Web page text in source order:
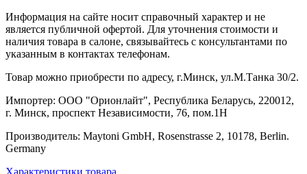
Информация на сайте носит справочный характер и не
является публичной офертой. Для уточнения стоимости и
наличия товара в салоне, связывайтесь с консультантами по
указанным в контактах телефонам.
Товар можно приобрести по адресу, г.Минск, ул.М.Танка 30/2.
Импортер: ООО "Орионлайт", Республика Беларусь, 220012,
г. Минск, проспект Независимости, 76, пом.1Н
Производитель: Maytoni GmbH, Rosenstrasse 2, 10178, Berlin.
Germany
Характеристики товара